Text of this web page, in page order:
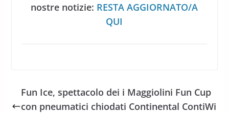
nostre notizie: RESTA AGGIORNATO/A
QUI
Fun Ice, spettacolo dei i Maggiolini Fun Cup
con pneumatici chiodati Continental ContiWi